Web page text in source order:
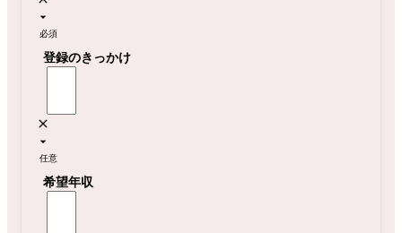
必須
登録のきっかけ
任意
希望年収